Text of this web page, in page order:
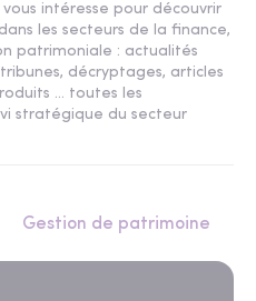
intéresse pour découvrir
les secteurs de la finance,
patrimoniale : actualités
décryptages, articles
... toutes les
stratégique du secteur
Gestion de patrimoine